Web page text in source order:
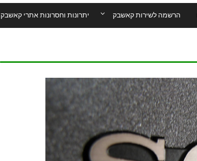
יתרונות וחסרונות אתרי קאשבק הרשמה לשירות קאשבק